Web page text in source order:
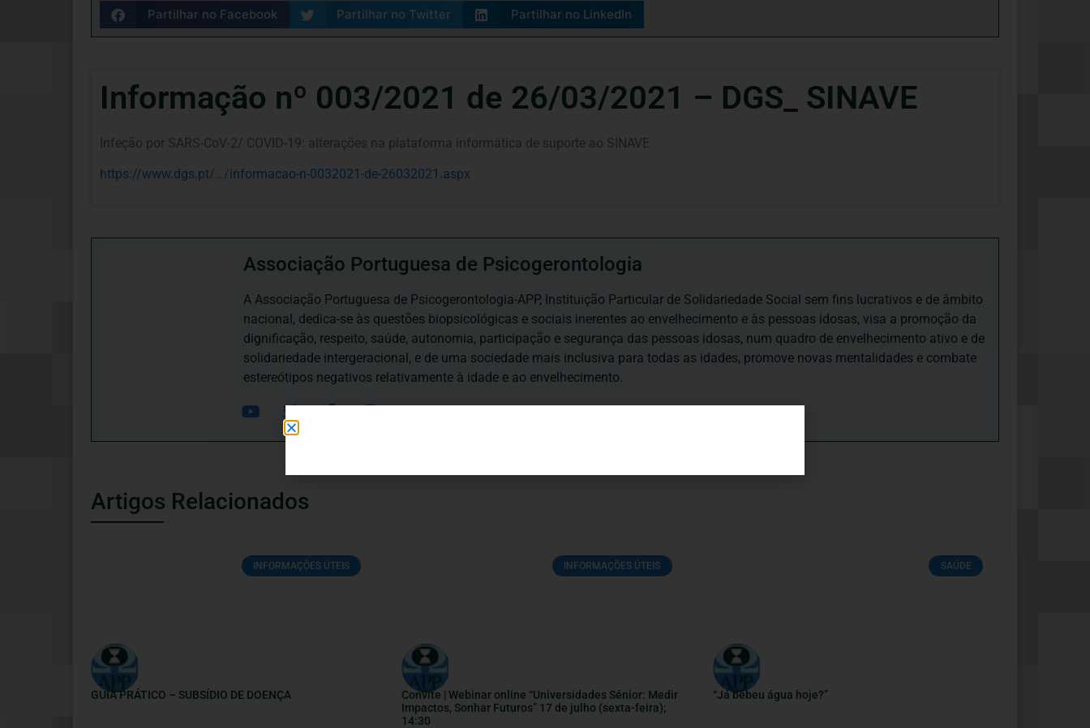
Partilhar no Facebook Partilhar no Twitter Partilhar no LinkedIn
Informação nº 003/2021 de 26/03/2021 – DGS_ SINAVE
Infeção por SARS-CoV-2/ COVID-19: alterações na plataforma informática de suporte ao SINAVE
https://www.dgs.pt/…/informacao-n-0032021-de-26032021.aspx
Associação Portuguesa de Psicogerontologia
A Associação Portuguesa de Psicogerontologia-APP, Instituição Particular de Solidariedade Social sem fins lucrativos e de âmbito
nacional, dedica-se às questões biopsicológicas e sociais inerentes ao envelhecimento e às pessoas idosas, visa a promoção da
dignificação, respeito, saúde, autonomia, participação e segurança das pessoas idosas, num quadro de envelhecimento ativo e de
solidariedade intergeracional, e de uma sociedade mais inclusiva para todas as idades, promove novas mentalidades e combate
estereótipos negativos relativamente à idade e ao envelhecimento.
Artigos Relacionados
INFORMAÇÕES ÚTEIS
GUIA PRÁTICO – SUBSÍDIO DE DOENÇA
INFORMAÇÕES ÚTEIS
Convite | Webinar online “Universidades Sénior: Medir
Impactos, Sonhar Futuros” 17 de julho (sexta-feira);
14:30
SAÚDE
“Já bebeu água hoje?”